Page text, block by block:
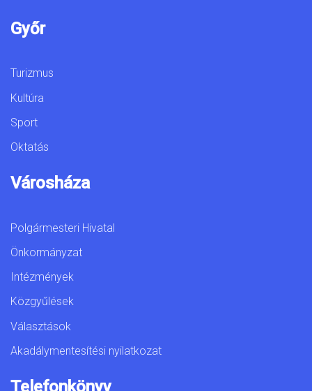
Győr
Turizmus
Kultúra
Sport
Oktatás
Városháza
Polgármesteri Hivatal
Önkormányzat
Intézmények
Közgyűlések
Választások
Akadálymentesítési nyilatkozat